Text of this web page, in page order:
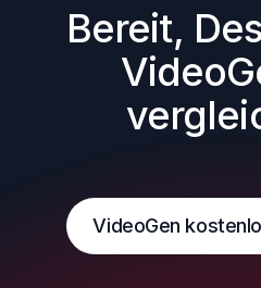
Bereit,
VideoGen